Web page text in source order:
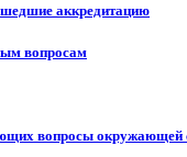
аккредитацию
вопросам
вопросы окружающей